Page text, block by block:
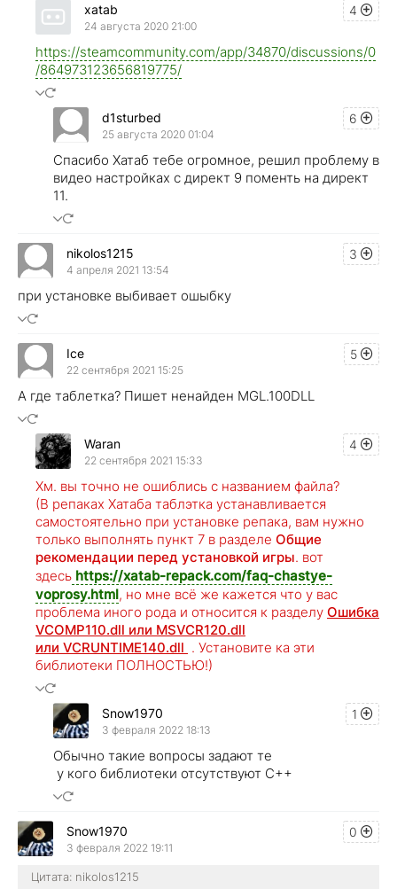
4
xatab
24 августа 2020 21:00
https://steamcommunity.com/app/34870/discussions/0
/864973123656819775/
6
d1sturbed
25 августа 2020 01:04
Спасибо Хатаб тебе огромное, решил проблему в
видео настройках с директ 9 поменть на директ
11.
3
nikolos1215
4 апреля 2021 13:54
при установке выбивает ошыбку
5
Ice
22 сентября 2021 15:25
А где таблетка? Пишет ненайден MGL.100DLL
4
Waran
22 сентября 2021 15:33
Хм. вы точно не ошиблись с названием файла?
(В репаках Хатаба таблэтка устанавливается
самостоятельно при установке репака, вам нужно
только выполнять пункт 7 в разделе Общие
рекомендации перед установкой игры. вот
здесь https://xatab-repack.com/faq-chastye-
voprosy.html, но мне всё же кажется что у вас
проблема иного рода и относится к разделу Ошибка
VCOMP110.dll или MSVCR120.dll
или VCRUNTIME140.dll . Установите ка эти
библиотеки ПОЛНОСТЬЮ!)
1
Snow1970
3 февраля 2022 18:13
Обычно такие вопросы задают те
у кого библиотеки отсутствуют C++
0
Snow1970
3 февраля 2022 19:11
Цитата: nikolos1215